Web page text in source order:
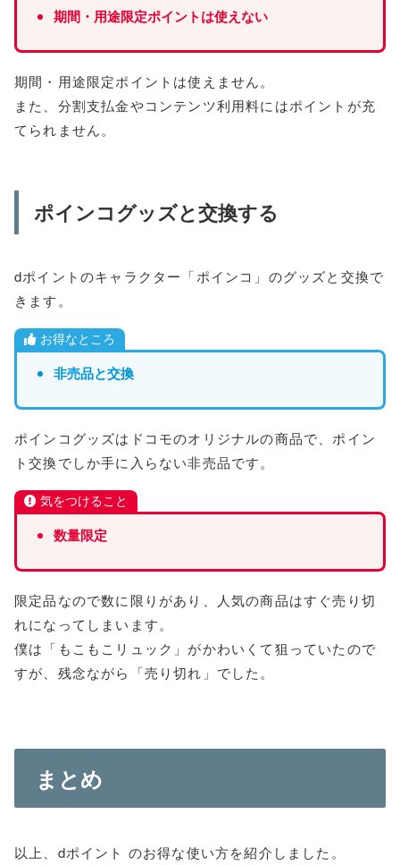
期間・用途限定ポイントは使えない
期間・用途限定ポイントは使えません。
また、分割支払金やコンテンツ利用料にはポイントが充
てられません。
ポインコグッズと交換する
dポイントのキャラクター「ポインコ」のグッズと交換で
きます。
お得なところ
非売品と交換
ポインコグッズはドコモのオリジナルの商品で、ポイン
ト交換でしか手に入らない非売品です。
気をつけること
数量限定
限定品なので数に限りがあり、人気の商品はすぐ売り切
れになってしまいます。
僕は「もこもこリュック」がかわいくて狙っていたので
すが、残念ながら「売り切れ」でした。
まとめ
以上、dポイント のお得な使い方を紹介しました。